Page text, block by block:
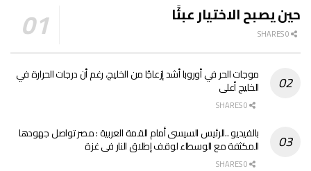
حين يصبح الاختيار عبئًا
موجات الحر في أوروبا أشد إزعاجًا من الخليج، رغم أن درجات الحرارة في
الخليج أعلى
بالفيديو ..الرئيس السيسى أمام القمة العربية : مصر تواصل جهودها
المكثفة مع الوسطاء لوقف إطلاق النار فى غزة